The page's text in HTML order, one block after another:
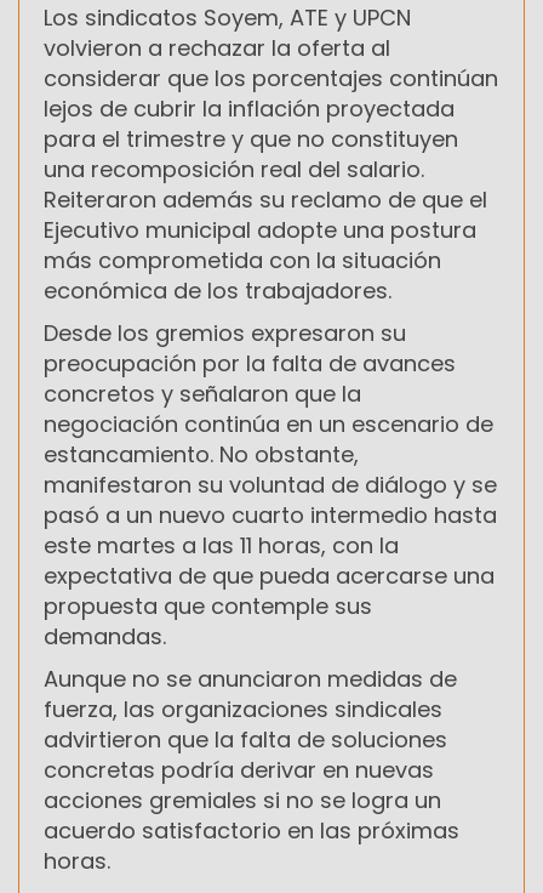
Los sindicatos Soyem, ATE y UPCN
volvieron a rechazar la oferta al
considerar que los porcentajes continúan
lejos de cubrir la inflación proyectada
para el trimestre y que no constituyen
una recomposición real del salario.
Reiteraron además su reclamo de que el
Ejecutivo municipal adopte una postura
más comprometida con la situación
económica de los trabajadores.
Desde los gremios expresaron su
preocupación por la falta de avances
concretos y señalaron que la
negociación continúa en un escenario de
estancamiento. No obstante,
manifestaron su voluntad de diálogo y se
pasó a un nuevo cuarto intermedio hasta
este martes a las 11 horas, con la
expectativa de que pueda acercarse una
propuesta que contemple sus
demandas.
Aunque no se anunciaron medidas de
fuerza, las organizaciones sindicales
advirtieron que la falta de soluciones
concretas podría derivar en nuevas
acciones gremiales si no se logra un
acuerdo satisfactorio en las próximas
horas.